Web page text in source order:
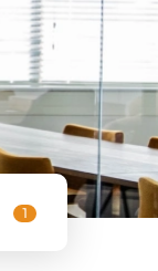
1